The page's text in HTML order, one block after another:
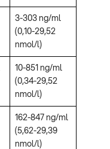
3-303 ng/ml
(0,10-29,52
nmol/l)
10-851 ng/ml
(0,34-29,52
nmol/l)
162-847 ng/ml
(5,62-29,39
nmol/l)